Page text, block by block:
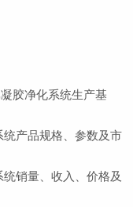
胶净化系统生产基
产品规格、参数及市
销量、收入、价格及